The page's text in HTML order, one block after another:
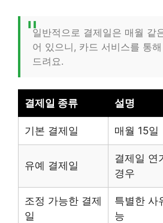
일반적으로 결제일은 매월 같
어 있으니, 카드 서비스를 통
드려요.
결제일 종류 설명
기본 결제일 매월 15일
유예 결제일
결제일 연
경우
조정 가능한 결제
일
특별한 사
능